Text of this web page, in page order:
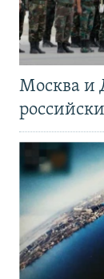
Москва и